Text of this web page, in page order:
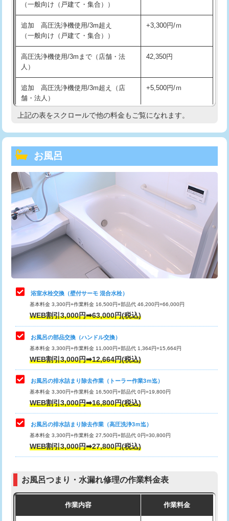
（一般向け（戸建て・集合））
追加 高圧洗浄機使用/3m超え
（一般向け（戸建て・集合））
+3,300円/ｍ
高圧洗浄機使用/3mまで（店舗・法
人）
42,350円
追加 高圧洗浄機使用/3m超え（店
舗・法人）
+5,500円/ｍ
高度高圧洗浄換 現地調査
トーラー機使用/3mまで
追加トーラー機使用/3m超え
カメラ調査 33,000円
桝清掃 8,800円
止水・漏水調査・防水処理・清掃・修
理・調整・分解・加工など（軽作業）
止水・漏水調査・防水処理・清掃・修
理・調整・分解・加工など（中作業）
22,000円
止水・漏水調査・防水処理・清掃・修
理・調整・分解・加工など（重作業）
33,000円
トイレタンク脱着
トイレ便器脱着
タンクレストイレ脱着 33,000円
小便器トイレ脱着
その他部品の脱着 8,800円～
交換・取付（タンク）
交換・取付（普通便座） 11,000円+材料費
交換・取付（温水洗浄便座） 16,500円+材料費
上記の表をスクロールで他の料金もご覧になれます。
お風呂
浴室水栓交換（壁付サーモ 混合水栓）
基本料金 3,300円+作業料金 16,500円+部品代 46,200円=66,000円
WEB割引3,000円➡63,000円(税込)
お風呂の部品交換（ハンドル交換）
基本料金 3,300円+作業料金 11,000円+部品代 1,364円=15,664円
WEB割引3,000円➡12,664円(税込)
お風呂の排水詰まり除去作業（トーラー作業3ｍ迄）
基本料金 3,300円+作業料金 16,500円+部品代 0円=19,800円
WEB割引3,000円➡16,800円(税込)
お風呂の排水詰まり除去作業（高圧洗浄3ｍ迄）
基本料金 3,300円+作業料金 27,500円+部品代 0円=30,800円
WEB割引3,000円➡27,800円(税込)
お風呂つまり・水漏れ修理の作業料金表
作業内容 作業料金